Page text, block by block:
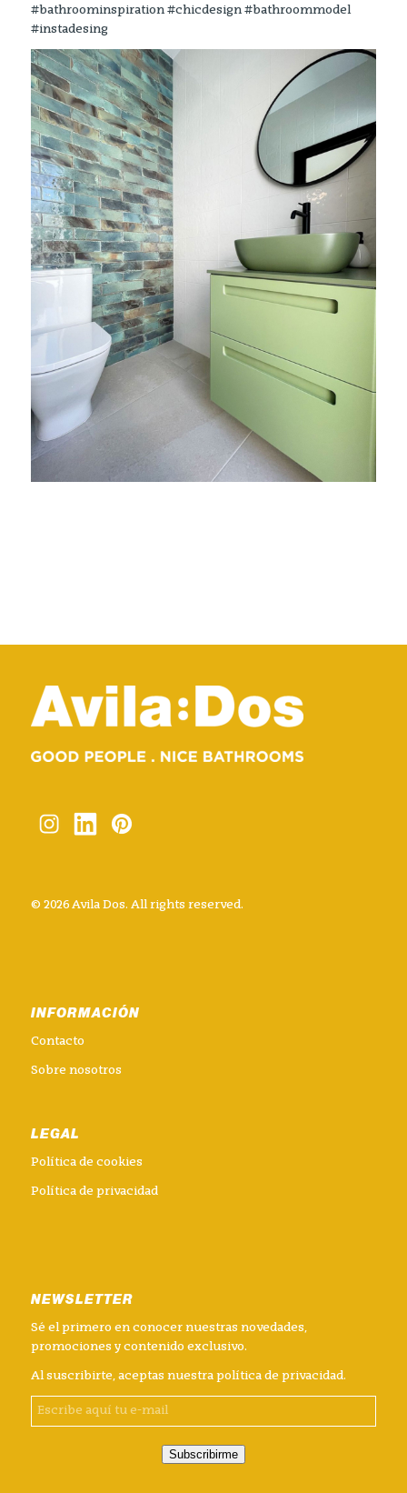
#bathroominspiration #chicdesign #bathroommodel
#instadesing
© 2026 Avila Dos. All rights reserved.
INFORMACIÓN
Contacto
Sobre nosotros
LEGAL
Política de cookies
Política de privacidad
NEWSLETTER
Sé el primero en conocer nuestras novedades,
promociones y contenido exclusivo.
Al suscribirte, aceptas nuestra política de privacidad.
Subscribirme